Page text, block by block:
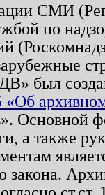
СМИ
по
был
Основной
а также
закона.